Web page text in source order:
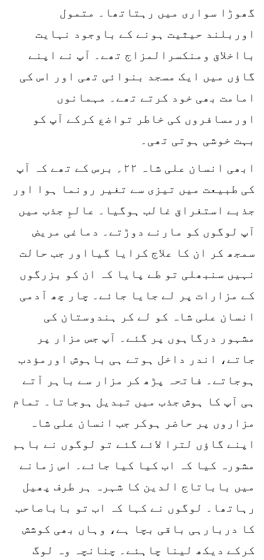
گھوڑا سواری میں رہتاتھا۔ متمول
اوربلند حیثیت ہونے کے باوجود نہایت
بااخلاق ومنکسرالمزاج تھے۔ آپ نے اپنے
گاؤں میں ایک مسجد بنوائی تھی اور اس کی
امامت بھی خود کرتے تھے۔ مہمانوں
اورمسافروں کی خاطر تواضع کرکے آپ کو
بہت خوشی ہوتی تھی۔
ابھی انسان علی شاہ ۲۲؍ برس کے تھے کہ آپ
کی طبیعت میں تیزی سے تغیر رونما ہوا اور
جذبے استغراق غالب ہوگیا۔ عالمِ جذب میں
آپ لوگوں کو مارنے دوڑتے۔ دماغی مریض
سمجھ کر ان کا علاج کرایا گیااور جب حالت
نہیں سنبھلی تو طے پایا کہ ان کو بزرگوں
کے مزارات پر لے جایا جائے۔ چار چھ آدمی
انسان علی شاہ کو لے کر ہندوستان کی
مشہور درگاہوں پر گئے۔ آپ جس مزار پر
جاتے، اندر داخل ہوتے ہی باہوش اورمؤدب
ہوجاتے۔ فاتحہ پڑھ کر مزار سے باہر آتے
ہی آپ کا ہوش جذب میں تبدیل ہوجاتا۔ تمام
مزاروں پر حاضر ہوکر جب انسان علی شاہ
اپنے گاؤں لترا لائے گئے تو لوگوں نے باہم
مشورہ کیا کہ اب کیا کیا جائے۔ اس زمانے
میں باباتاج الدین کا شہرہ ہر طرف پھیل
رہاتھا۔ لوگوں نے کہا کہ اب تو باباصاحب
کا دربارہی باقی بچا ہے، وہاں بھی کوشش
کرکے دیکھ لینا چاہئے۔ چنانچہ وہ لوگ